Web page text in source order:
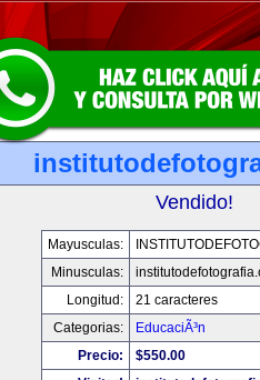
Vendido!
Mayusculas:
Minusculas:
Longitud:
21 caracteres
Categorias:
EducaciÃ³n
Precio:
$550.00